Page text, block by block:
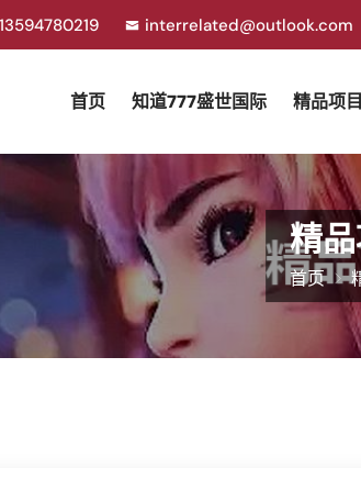
interrelated@outlook.com
首页 知道777盛世国际 精品项目
精
首页